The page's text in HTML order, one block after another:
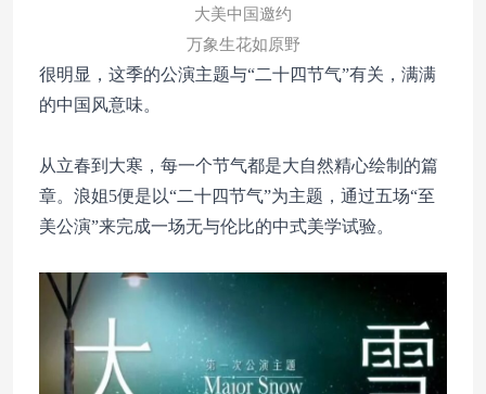
大美中国邀约
万象生花如原野
很明显，这季的公演主题与“二十四节气”有关，满满
的中国风意味。
从立春到大寒，每一个节气都是大自然精心绘制的篇
章。浪姐5便是以“二十四节气”为主题，通过五场“至
美公演”来完成一场无与伦比的中式美学试验。